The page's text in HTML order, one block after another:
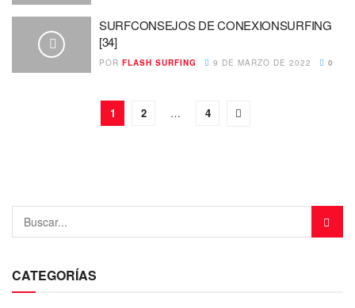
SURFCONSEJOS DE CONEXIONSURFING
[34]
POR FLASH SURFING 9 DE MARZO DE 2022 0
1 2 … 4
CATEGORÍAS